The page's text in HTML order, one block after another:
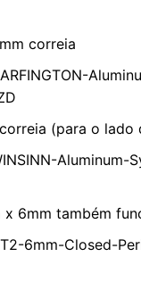
correia
(para o lado
Aluminum-
6mm também
6mm-Closed-